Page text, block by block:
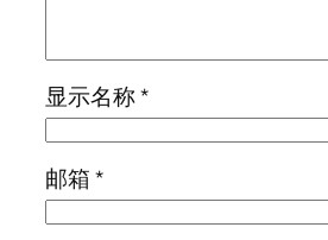
显示名称*
邮箱*